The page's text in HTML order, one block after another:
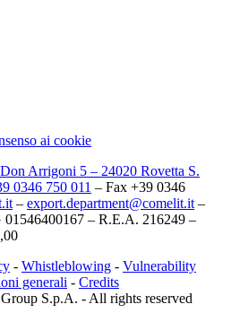
ai cookie
Arrigoni 5 – 24020 Rovetta S.
0346 750 011 – Fax +39 0346
– export.department@comelit.it –
01546400167 – R.E.A. 216249 –
- Whistleblowing - Vulnerability
generali - Credits
S.p.A. - All rights reserved